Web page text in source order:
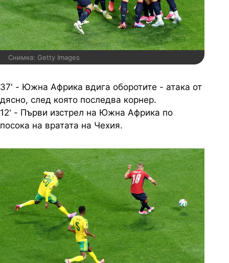
Снимка: Getty Images
37' - Южна Африка вдига оборотите - атака от
дясно, след която последва корнер.
12' - Първи изстрел на Южна Африка по
посока на вратата на Чехия.